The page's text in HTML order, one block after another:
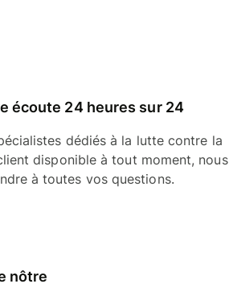
écoute 24 heures sur 24
dédiés à la lutte contre la
disponible à tout moment, nous
à toutes vos questions.
nôtre